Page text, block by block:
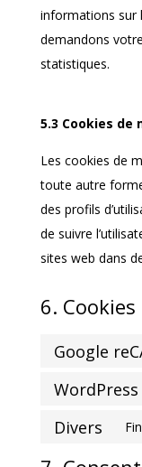
informations sur
demandons
statistiques.
5.3 Cookies
Les cookies de
toute autre
des profils
de suivre
sites web dans
6. Cookies
Google
WordPress
Divers